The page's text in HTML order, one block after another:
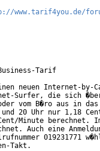
www.tarif4you.de/
Tarif
neuen Internet-by-
Surfer, die sich
vom B�ro aus in
20 Uhr nur 1,18
Minute berechnet.
Auch eine
019231771
Takt.